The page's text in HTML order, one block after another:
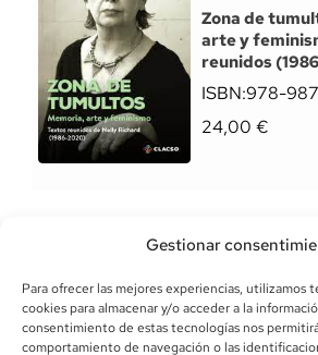
Gestionar
Para ofrecer las mejores experiencias, utilizamos
cookies para almacenar y/o acceder a la
consentimiento de estas tecnologías nos
comportamiento de navegación o las
Zona de
arte y
reunidos
ISBN:978-
24,00 €